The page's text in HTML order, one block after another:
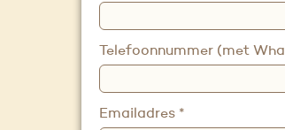
Telefoonnummer (met
Emailadres *